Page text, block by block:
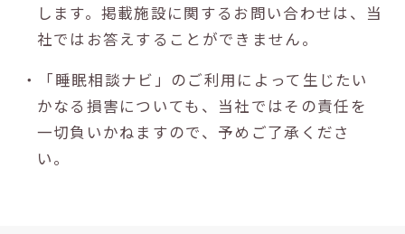
します。掲載施設に関するお問い合わせは、当
社ではお答えすることができません。
・「睡眠相談ナビ」のご利用によって生じたい
かなる損害についても、当社ではその責任を
一切負いかねますので、予めご了承くださ
い。